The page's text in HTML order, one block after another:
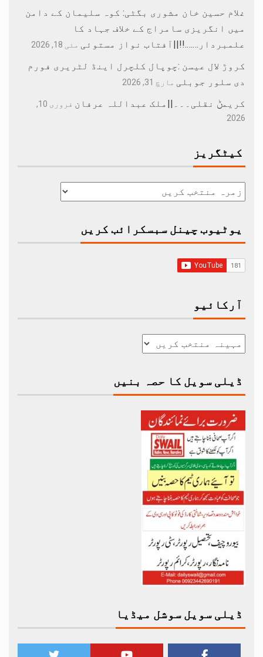
غلام حسین خان مشوری بگٹی: کوہ سلیمان کے دامن
میں انگریزی سامراج کے خلاف جہاد کا
علمبردار…….!!||آفتاب نواز مستوئی مئی 18, 2026
کروڑ لال عیسن :چوپال کلچرل اینڈ لٹریری فورم
دی سلور جوبلی مارچ 31, 2026
کریمݨ نقلی۔۔۔||ملک عبداللہ عرفان
فروری 10,
2026
کیٹگریز
یوٹیوب چینل سبسکرائب کریں
آرکائیو
ڈیلی سویل کا حصہ بنیں
ڈیلی سویل سوشل میڈیا